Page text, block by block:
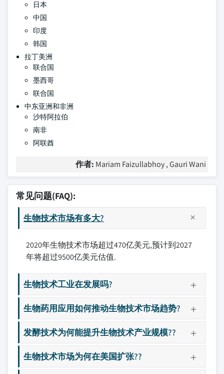
日本
中国
印度
韩国
拉丁美洲
联合国
墨西哥
联合国
中东亚洲和非洲
沙特阿拉伯
南非
阿联酋
作者: Mariam Faizullabhoy , Gauri Wani
常见问题(FAQ):
生物技术市场有多大?
2020年生物技术市场超过470亿美元,预计到2027
年将超过9500亿美元估值.
生物技术工业在发展吗?
生物药用应用如何推动生物技术市场趋势?
发酵技术为何能提升生物技术产业规模??
生物技术市场为何在美国扩张??